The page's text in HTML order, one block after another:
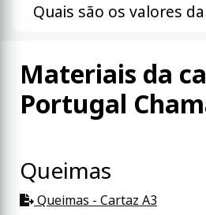
Quais são os valores
Materiais da
Portugal
Queimas
Queimas - Cartaz A3